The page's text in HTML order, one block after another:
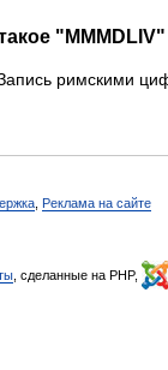
римскими
Реклама на сайте
, сделанные на PHP,